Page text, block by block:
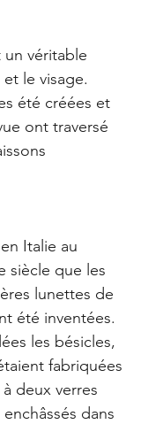
véritable
le visage.
été créées et
ont traversé
Italie au
siècle que les
lunettes de
été inventées.
les bésicles,
fabriquées
deux verres
dans